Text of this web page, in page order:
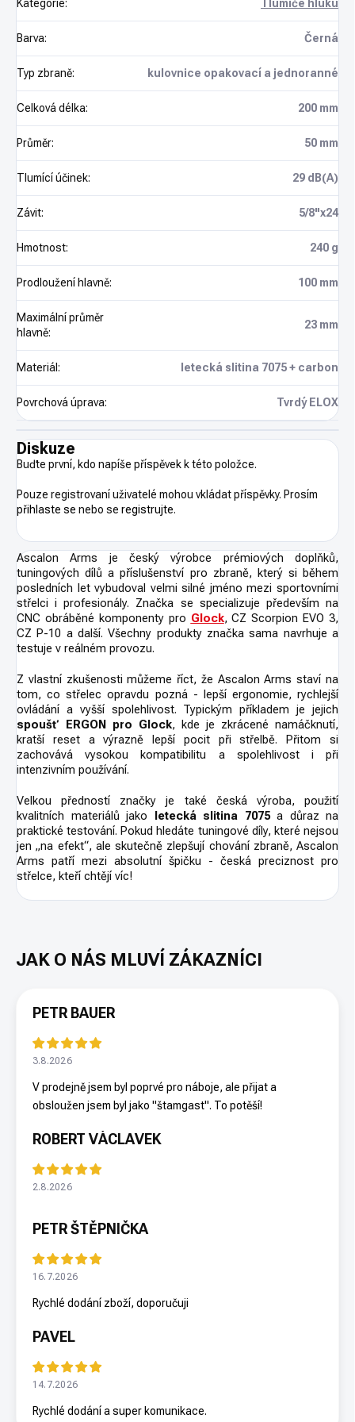
Kategorie: Tlumiče hluku
Barva: Černá
Typ zbraně: kulovnice opakovací a jednoranné
Celková délka: 200 mm
Průměr: 50 mm
Tlumící účinek: 29 dB(A)
Závit: 5/8"x24
Hmotnost: 240 g
Prodloužení hlavně: 100 mm
Maximální průměr
hlavně:
23 mm
Materiál : letecká slitina 7075 + carbon
Povrchová úprava: Tvrdý ELOX
Diskuze
Buďte první, kdo napíše příspěvek k této položce.
Pouze registrovaní uživatelé mohou vkládat příspěvky. Prosím
přihlaste se nebo se registrujte.
Ascalon Arms je český výrobce prémiových doplňků,
tuningových dílů a příslušenství pro zbraně, který si během
posledních let vybudoval velmi silné jméno mezi sportovními
střelci i profesionály. Značka se specializuje především na
CNC obráběné komponenty pro Glock, CZ Scorpion EVO 3,
CZ P-10 a další. Všechny produkty značka sama navrhuje a
testuje v reálném provozu.
Z vlastní zkušenosti můžeme říct, že Ascalon Arms staví na
tom, co střelec opravdu pozná - lepší ergonomie, rychlejší
ovládání a vyšší spolehlivost. Typickým příkladem je jejich
spoušť ERGON pro Glock, kde je zkrácené namáčknutí,
kratší reset a výrazně lepší pocit při střelbě. Přitom si
zachovává vysokou kompatibilitu a spolehlivost i při
intenzivním používání.
Velkou předností značky je také česká výroba, použití
kvalitních materiálů jako letecká slitina 7075a důraz na
praktické testování. Pokud hledáte tuningové díly, které nejsou
jen „na efekt“, ale skutečně zlepšují chování zbraně, Ascalon
Arms patří mezi absolutní špičku - česká preciznost pro
střelce, kteří chtějí víc!
PETR BAUER
3.8.2026
V prodejně jsem byl poprvé pro náboje, ale přijat a
obsloužen jsem byl jako "štamgast". To potěší!
ROBERT VÁCLAVEK
2.8.2026
PETR ŠTĚPNIČKA
16.7.2026
Rychlé dodání zboží, doporučuji
PAVEL
14.7.2026
Rychlé dodání a super komunikace.